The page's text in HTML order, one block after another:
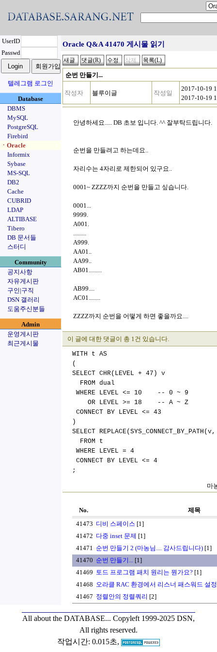
UserID
Passwd
텔레그램 로그인
Database
DBMS
MySQL
PostgreSQL
Firebird
ㆍOracle
Informix
Sybase
MS-SQL
DB2
Cache
CUBRID
LDAP
ALTIBASE
Tibero
DB 문서들
스터디
Community
공지사항
자유게시판
구인|구직
DSN 갤러리
도움주신분들
Admin
운영게시판
최근게시물
Oracle Q&A 41470 게시물 읽기
순번 만들기...
작성자 블루이글 작성일
2017-10-19
2017-10-19
안녕하세요..... DB 초보 입니다. ^^ 잘부탁드립니다.
순번을 만들려고 하는데요..
자리수는 4자리로 제한되어 있구요..
0001~ ZZZZ까지 순번을 만들고 싶습니다.
0001...
9999.
A001.
.........
A999.
AA01..
AA99..
AB01.........
AB99....
AC01........
ZZZZ까지 순번을 어떻게 하면 좋을까요....
이 글에 대한 댓글이 총 1건 있습니다.
WITH t AS
(
SELECT CHR(LEVEL + 47) v
FROM dual
WHERE LEVEL <= 10 -- 0 ~ 9
OR LEVEL >= 18 -- A ~ Z
CONNECT BY LEVEL <= 43
)
SELECT
FROM t
WHERE LEVEL = 4
CONNECT BY LEVEL <= 4
;
마
No.
제목
41473 디비 스페이스 [1]
41472 다중 inset 문제 [1]
41471 순번 만들기 2 (마농님.... 감사드립니다) [1]
41470 순번 만들기... [1]
41469 토드 프로그램 패치 원리는 뭔가요? [1]
41468 오라클 RAC 환경에서 리스너 패스워드 설
41467 정렬안의 정렬쿼리 [2]
All about the DATABASE... Copyleft 1999-2025 DSN,
All rights reserved.
작업시간: 0.015초,